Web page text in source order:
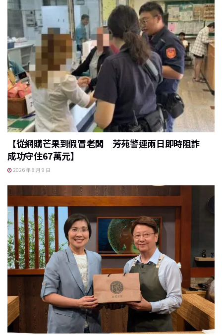
【從網購芒果到假冒老闆 芳苑警連兩日即時阻詐
成功守住67萬元】
2026 年 8 月 9 日